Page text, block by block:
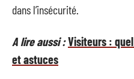
dans l’insécurité.
A lire aussi :Visiteurs :
et astuces